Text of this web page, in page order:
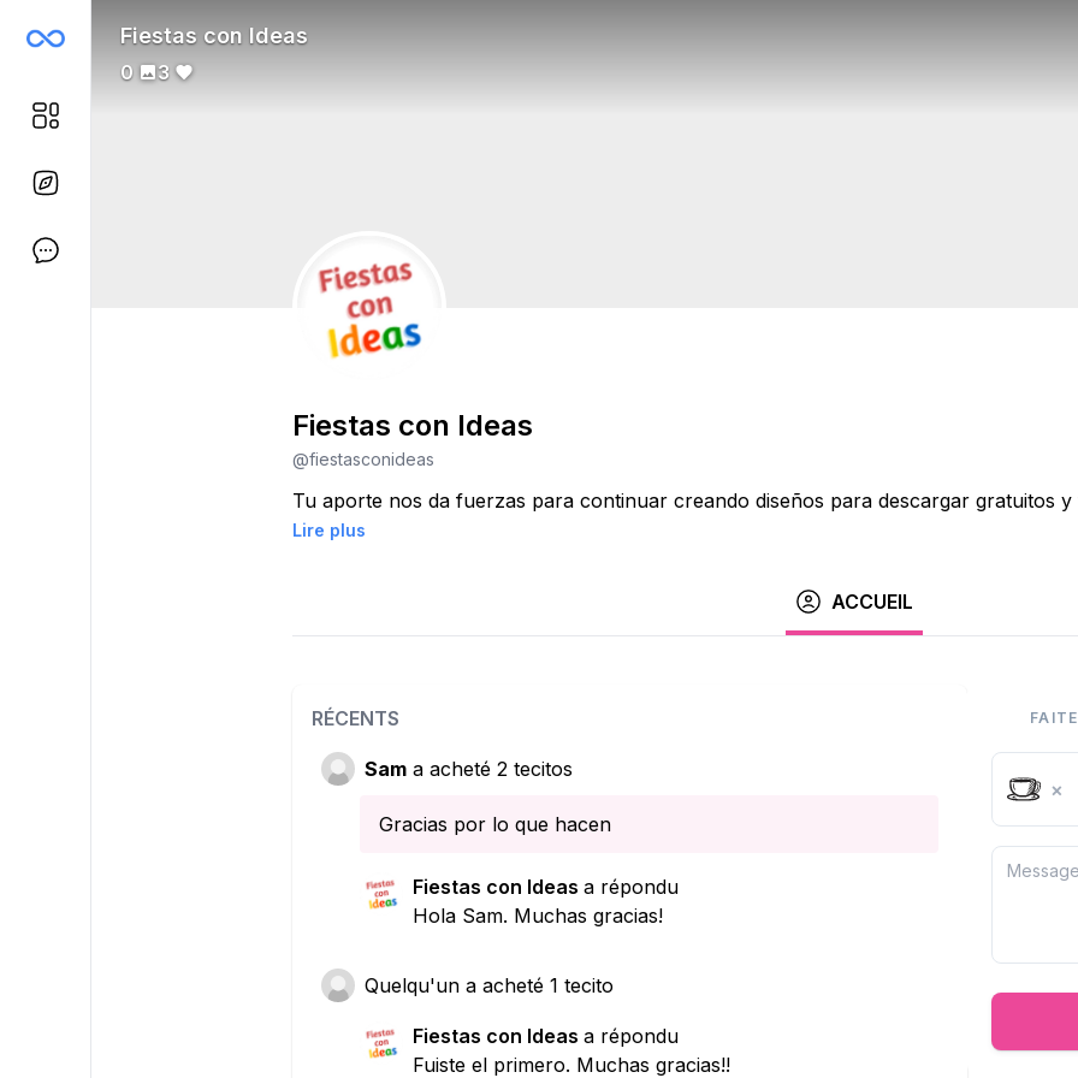
Fiestas con Ideas
0 3
Fiestas con Ideas
@fiestasconideas
Tu aporte nos da fuerzas para continuar creando diseños para descargar gratuitos y
Lire plus
ACCUEIL
×
RÉCENTS
Sama acheté 2 tecitos
Gracias por lo que hacen
Fiestas con Ideas a répondu
Hola Sam. Muchas gracias!
Quelqu'una acheté 1 tecito
Fiestas con Ideas a répondu
Fuiste el primero. Muchas gracias!!